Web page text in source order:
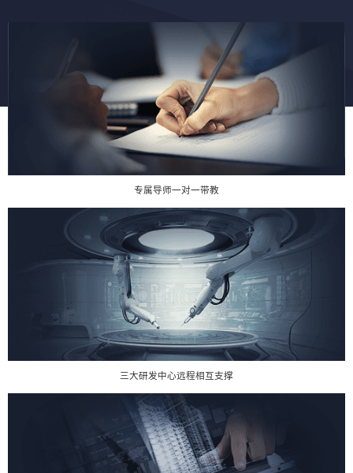
专属导师一对一带教
三大研发中心远程相互支撑